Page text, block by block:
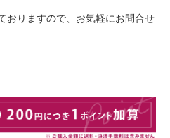
おりますので、お気軽にお問合せ